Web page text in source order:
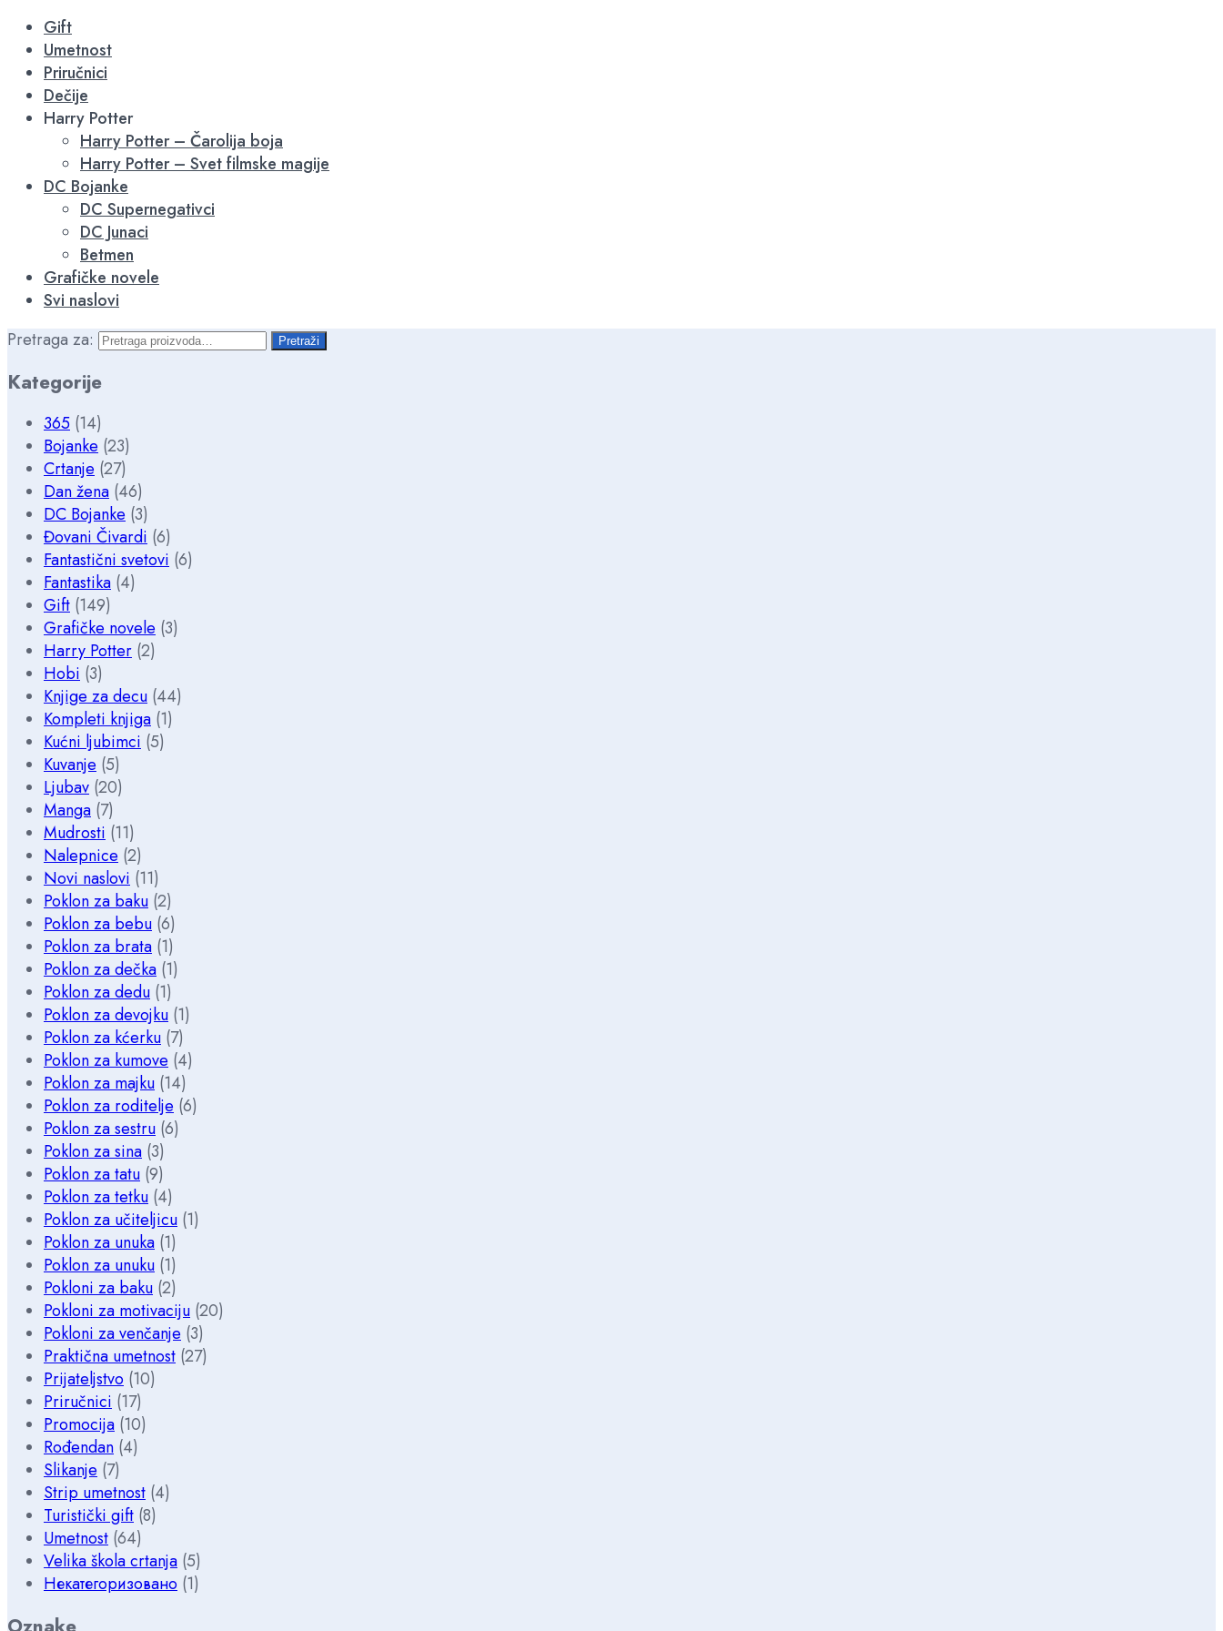
Gift
Umetnost
Priručnici
Dečije
Harry Potter
Harry Potter – Čarolija boja
Harry Potter – Svet filmske magije
DC Bojanke
DC Supernegativci
DC Junaci
Betmen
Grafičke novele
Svi naslovi
Pretraga za:
Pretraži
Kategorije
365 (14)
Bojanke (23)
Crtanje (27)
Dan žena (46)
DC Bojanke (3)
Đovani Čivardi (6)
Fantastični svetovi (6)
Fantastika (4)
Gift (149)
Grafičke novele (3)
Harry Potter (2)
Hobi (3)
Knjige za decu (44)
Kompleti knjiga (1)
Kućni ljubimci (5)
Kuvanje (5)
Ljubav (20)
Manga (7)
Mudrosti (11)
Nalepnice (2)
Novi naslovi (11)
Poklon za baku (2)
Poklon za bebu (6)
Poklon za brata (1)
Poklon za dečka (1)
Poklon za dedu (1)
Poklon za devojku (1)
Poklon za kćerku (7)
Poklon za kumove (4)
Poklon za majku (14)
Poklon za roditelje (6)
Poklon za sestru (6)
Poklon za sina (3)
Poklon za tatu (9)
Poklon za tetku (4)
Poklon za učiteljicu (1)
Poklon za unuka (1)
Poklon za unuku (1)
Pokloni za baku (2)
Pokloni za motivaciju (20)
Pokloni za venčanje (3)
Praktična umetnost (27)
Prijateljstvo (10)
Priručnici (17)
Promocija (10)
Rođendan (4)
Slikanje (7)
Strip umetnost (4)
Turistički gift (8)
Umetnost (64)
Velika škola crtanja (5)
Некатегоризовано (1)